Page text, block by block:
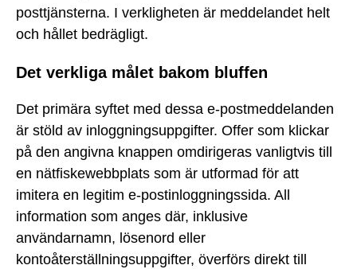
posttjänsterna. I verkligheten är meddelandet helt
och hållet bedrägligt.
Det verkliga målet bakom bluffen
Det primära syftet med dessa e-postmeddelanden
är stöld av inloggningsuppgifter. Offer som klickar
på den angivna knappen omdirigeras vanligtvis till
en nätfiskewebbplats som är utformad för att
imitera en legitim e-postinloggningssida. All
information som anges där, inklusive
användarnamn, lösenord eller
kontoåterställningsuppgifter, överförs direkt till